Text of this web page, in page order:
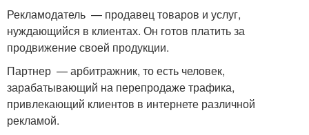
Рекламодатель — продавец товаров и услуг,
нуждающийся в клиентах. Он готов платить за
продвижение своей продукции.
Партнер — арбитражник, то есть человек,
зарабатывающий на перепродаже трафика,
привлекающий клиентов в интернете различной
рекламой.